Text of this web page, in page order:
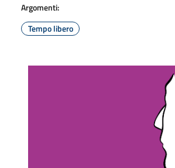
Argomenti:
Tempo libero